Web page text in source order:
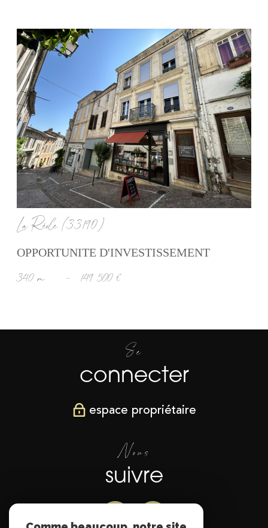
voir le bien
La Réole (33190)
OPPORTUNITE D'INVESTISSEMENT
340 m² - 149 500 €
Se
connecter
espace propriétaire
Nous
suivre